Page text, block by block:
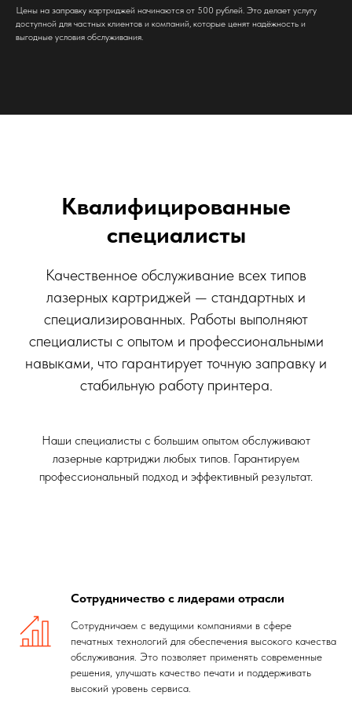
Цены на заправку картриджей начинаются от 500 рублей. Это делает услугу
доступной для частных клиентов и компаний, которые ценят надёжность и
выгодные условия обслуживания.
Квалифицированные
специалисты
Качественное обслуживание всех типов
лазерных картриджей — стандартных и
специализированных. Работы выполняют
специалисты с опытом и профессиональными
навыками, что гарантирует точную заправку и
стабильную работу принтера.
Наши специалисты с большим опытом обслуживают
лазерные картриджи любых типов. Гарантируем
профессиональный подход и эффективный результат.
Сотрудничество с лидерами отрасли
Сотрудничаем с ведущими компаниями в сфере
печатных технологий для обеспечения высокого качества
обслуживания. Это позволяет применять современные
решения, улучшать качество печати и поддерживать
высокий уровень сервиса.